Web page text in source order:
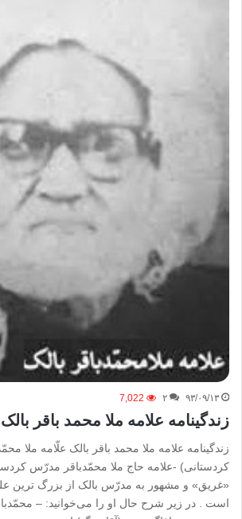
۹۳/۰۹/۱۳ ۲ 7,022
زندگینامه علامه ملا محمد باقر بالک
زندگینامه علامه ملا محمد باقر بالک علّامه ملا
کردستانی) -علامه حاج ملا محمّدباقر مدرّس
«غریق» و مشهور به مدرّس بالک از بزرگ ترین
است . در زیر شرح حال او را می‌خوانید: –